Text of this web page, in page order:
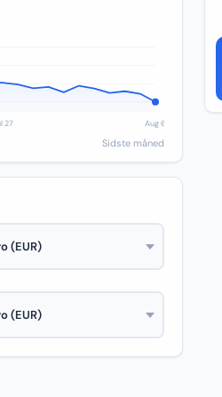
Sidste måned